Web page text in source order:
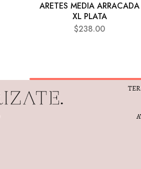
ARETES MEDIA ARRACADA
XL PLATA
$238.00